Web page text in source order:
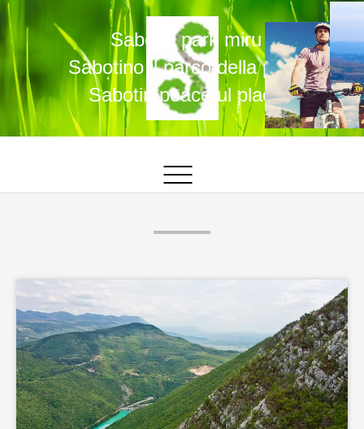
Sabotin park miru
Sabotino il parco della pace
Sabotin peaceful place